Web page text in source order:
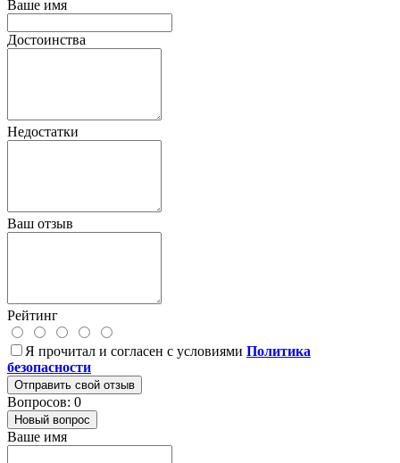
Ваше имя
Достоинства
Недостатки
Ваш отзыв
Рейтинг
Я прочитал и согласен с условиями Политика
безопасности
Отправить свой отзыв
Вопросов: 0
Новый вопрос
Ваше имя